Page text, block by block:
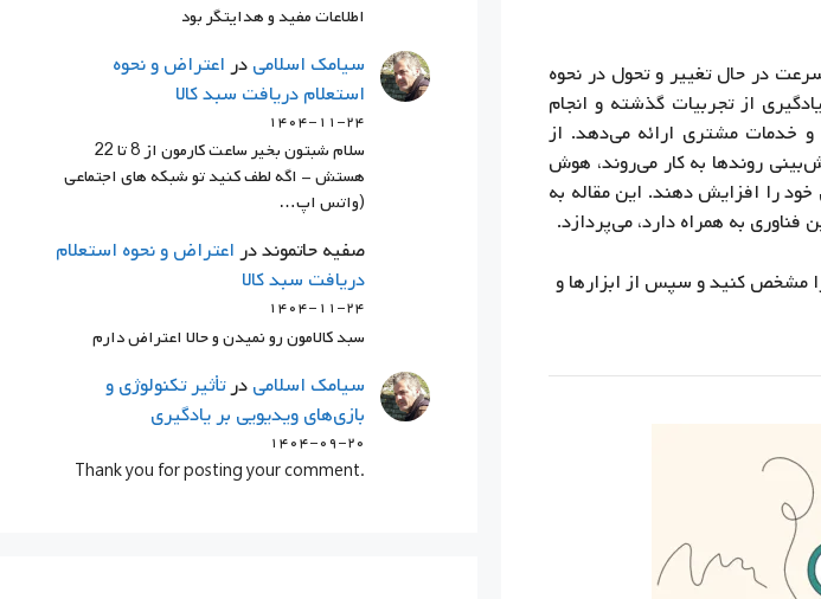
در حال تغییر و تحول در نحوه
از تجربیات گذشته و انجام
و خدمات مشتری ارائه می‌دهد. از
روندها به کار می‌روند، هوش
را افزایش دهند. این مقاله به
به همراه دارد، می‌پردازد.
را مشخص کنید و سپس از ابزارها و
اطلاعات مفید و هدایتگر بود
سيامك اسلاميدراعتراض و نحوه
استعلام دریافت سبد کالا
۱۴۰۴-۱۱-۲۴
سلام شبتون بخیر ساعت کارمون از 8 تا 22
هستش - اگه لطف کنید تو شبکه های اجتماعی
(واتس اپ…
صفیه حاتمونددراعتراض و نحوه استعلام
دریافت سبد کالا
۱۴۰۴-۱۱-۲۴
سبد کالامون رو نمیدن و حالا اعتراض دارم
سيامك اسلاميدرتأثیر تکنولوژی و
بازی‌های ویدیویی بر یادگیری
۱۴۰۴-۰۹-۲۰
.Thank you for posting your comment